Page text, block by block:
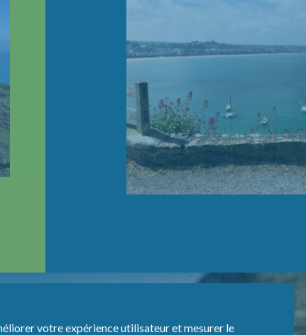
votre expérience utilisateur et mesurer le